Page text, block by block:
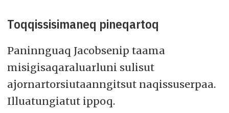
Toqqissisimaneq pineqartoq
Paninnguaq Jacobsenip taama
misigisaqaraluarluni sulisut
ajornartorsiutaanngitsut naqissuserpaa.
Illuatungiatut ippoq.